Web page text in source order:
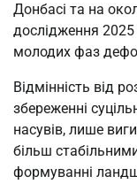
Донбасі та на
дослідження 2025
молодих фаз
Відмінність від
збереженні
насувів, лише
більш
формуванні